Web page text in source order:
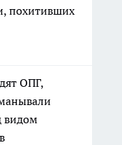
похитивших
ОПГ,
видом